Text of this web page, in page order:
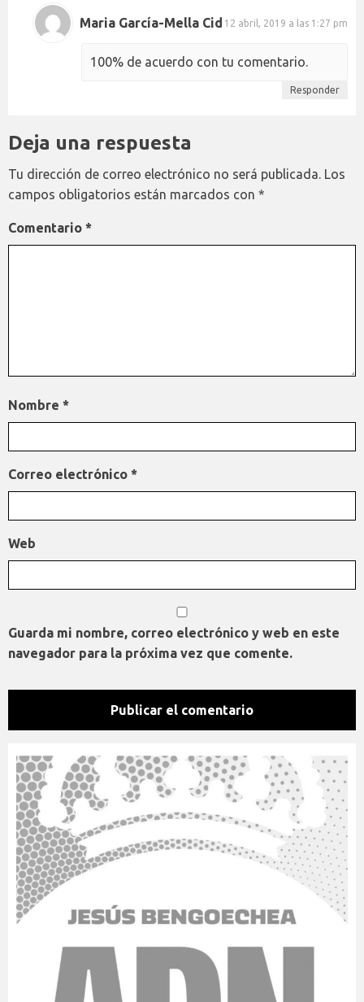
Maria García-Mella Cid 12 abril, 2019 a las 1:27 pm
100% de acuerdo con tu comentario.
Responder
Deja una respuesta
Tu dirección de correo electrónico no será publicada. Los
campos obligatorios están marcados con *
Comentario *
Nombre *
Correo electrónico *
Web
Guarda mi nombre, correo electrónico y web en este
navegador para la próxima vez que comente.